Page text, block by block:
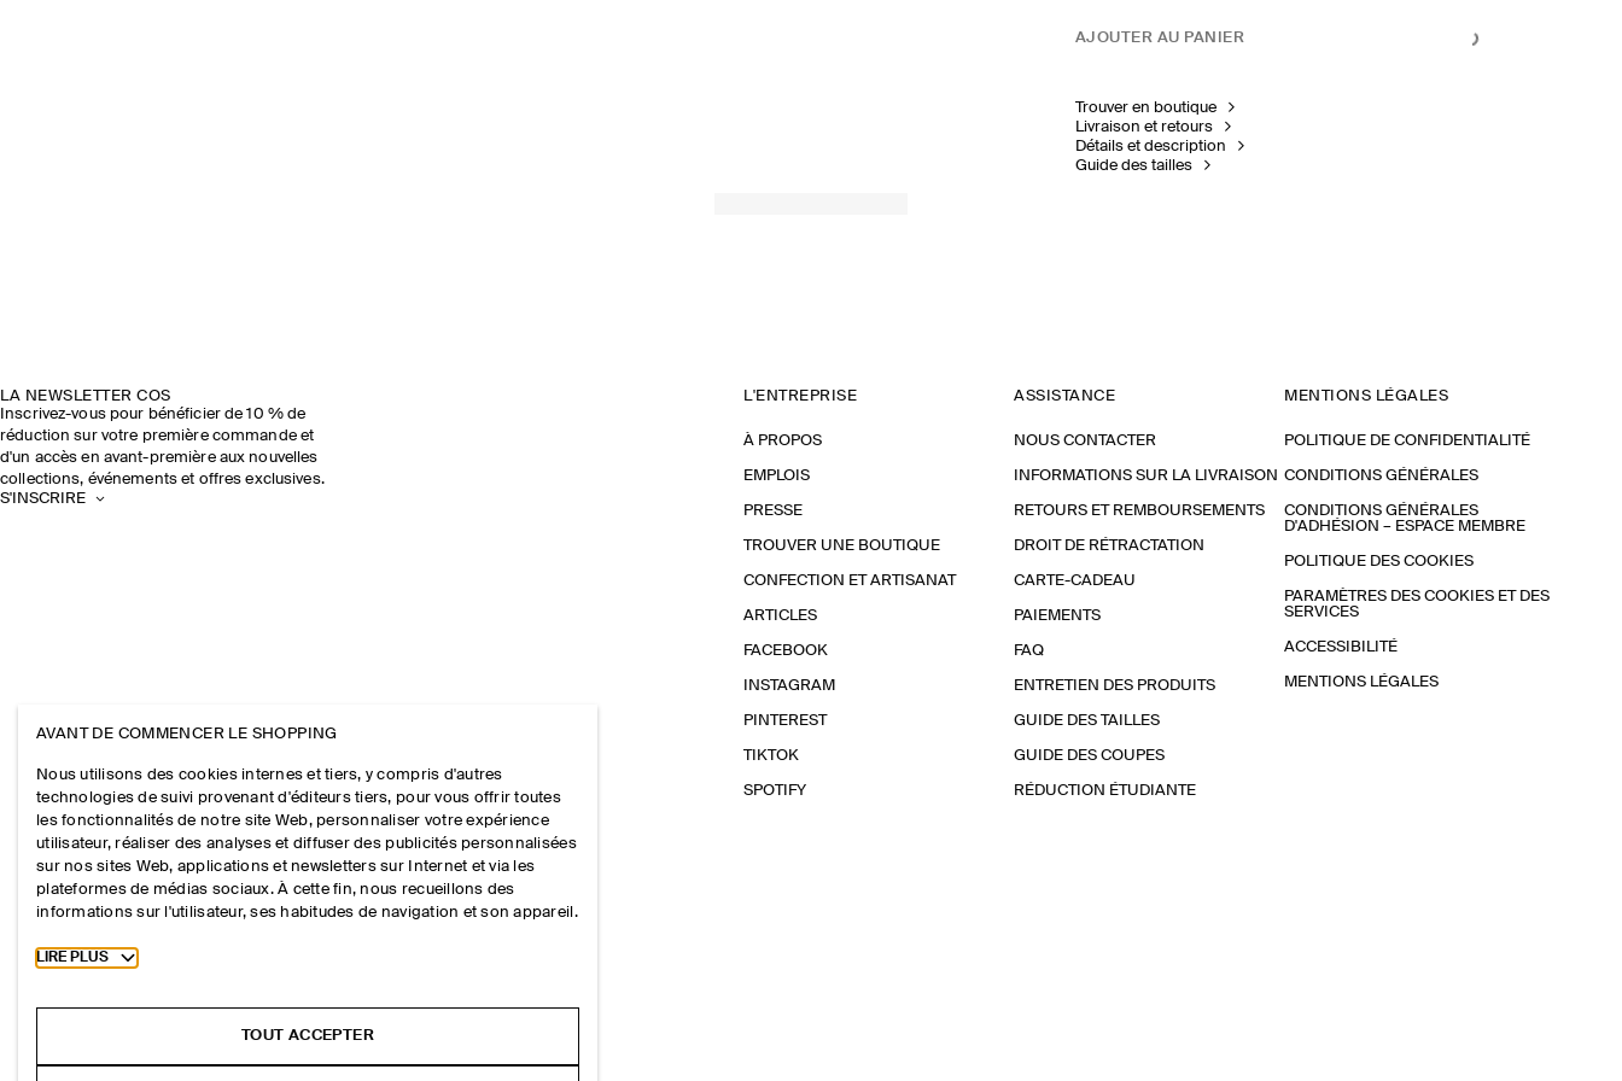
AJOUTER AU PANIER
Trouver en boutique
Livraison et retours
Détails et description
Guide des tailles
LA NEWSLETTER COS
Inscrivez-vous pour bénéficier de 10 % de
réduction sur votre première commande et
d'un accès en avant-première aux nouvelles
collections, événements et offres exclusives.
S'INSCRIRE
L'ENTREPRISE
À PROPOS
EMPLOIS
PRESSE
TROUVER UNE BOUTIQUE
CONFECTION ET ARTISANAT
ARTICLES
FACEBOOK
INSTAGRAM
PINTEREST
TIKTOK
SPOTIFY
ASSISTANCE
NOUS CONTACTER
INFORMATIONS SUR LA LIVRAISON
RETOURS ET REMBOURSEMENTS
DROIT DE RÉTRACTATION
CARTE-CADEAU
PAIEMENTS
FAQ
ENTRETIEN DES PRODUITS
GUIDE DES TAILLES
GUIDE DES COUPES
RÉDUCTION ÉTUDIANTE
MENTIONS LÉGALES
POLITIQUE DE CONFIDENTIALITÉ
CONDITIONS GÉNÉRALES
CONDITIONS GÉNÉRALES
D'ADHÉSION – ESPACE MEMBRE
POLITIQUE DES COOKIES
PARAMÈTRES DES COOKIES ET DES
SERVICES
ACCESSIBILITÉ
MENTIONS LÉGALES
AVANT DE COMMENCER LE SHOPPING
Nous utilisons des cookies internes et tiers, y compris d'autres
technologies de suivi provenant d'éditeurs tiers, pour vous offrir toutes
les fonctionnalités de notre site Web, personnaliser votre expérience
utilisateur, réaliser des analyses et diffuser des publicités personnalisées
sur nos sites Web, applications et newsletters sur Internet et via les
plateformes de médias sociaux. À cette fin, nous recueillons des
informations sur l'utilisateur, ses habitudes de navigation et son appareil.
Toggle more cookie information
LIRE PLUS
TOUT ACCEPTER